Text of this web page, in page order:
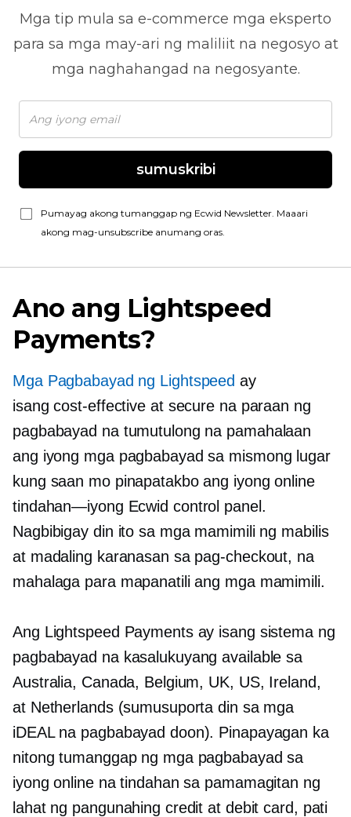
Mga tip mula sa e-commerce mga eksperto
para sa mga may-ari ng maliliit na negosyo at
mga naghahangad na negosyante.
sumuskribi
Pumayag akong tumanggap ng Ecwid Newsletter. Maaari
akong mag-unsubscribe anumang oras.
Ano ang Lightspeed
Payments?
Mga Pagbabayad ng Lightspeed ay
isangcost-effective at secure na paraan ng
pagbabayad na tumutulong na pamahalaan
ang iyong mga pagbabayad sa mismong lugar
kung saan mo pinapatakbo ang iyong online
tindahan—iyong Ecwid control panel.
Nagbibigay din ito sa mga mamimili ng mabilis
at madaling karanasan sa pag-checkout, na
mahalaga para mapanatili ang mga mamimili.
Ang Lightspeed Payments ay isang sistema ng
pagbabayad na kasalukuyang available sa
Australia, Canada, Belgium, UK, US, Ireland,
at Netherlands (sumusuporta din sa mga
iDEAL na pagbabayad doon). Pinapayagan ka
nitong tumanggap ng mga pagbabayad sa
iyong online na tindahan sa pamamagitan ng
lahat ng pangunahing credit at debit card, pati